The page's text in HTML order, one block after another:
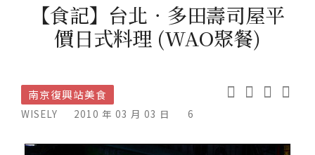
【食記】台北．多田壽司屋平
價日式料理 (WAO聚餐)
南京復興站美食
WISELY 2010 年 03 月 03 日 6